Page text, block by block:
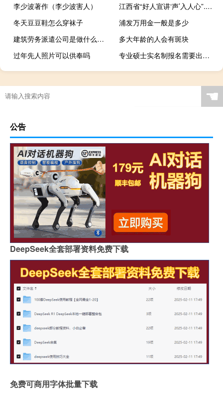
李少波著作（李少波害人）
江西省“好人宣讲‘声’入人心”... 到底什么情况嘞
冬天豆豆鞋怎么穿袜子
浦发万用金一般是多少
建筑劳务派遣公司是做什么的（劳务派遣公司是做什么的）
多大年龄的人会有斑块
过年先人照片可以供奉吗
专业硕士实名制报名需要出示身份证件吗
☚
公告
DeepSeek全套部署资料免费下载
免费可商用字体批量下载